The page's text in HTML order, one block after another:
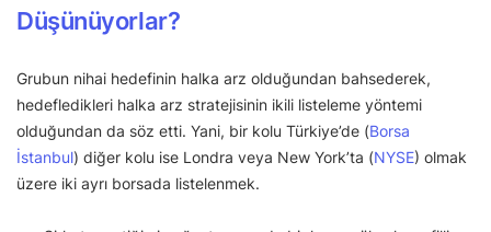
Düşünüyorlar?
Grubun nihai hedefinin halka arz olduğundan bahsederek,
hedefledikleri halka arz stratejisinin ikili listeleme yöntemi
olduğundan da söz etti. Yani, bir kolu Türkiye’de (Borsa
İstanbul) diğer kolu ise Londra veya New York’ta (NYSE) olmak
üzere iki ayrı borsada listelenmek.